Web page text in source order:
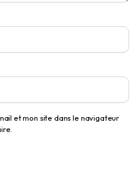
et mon site dans le navigateur